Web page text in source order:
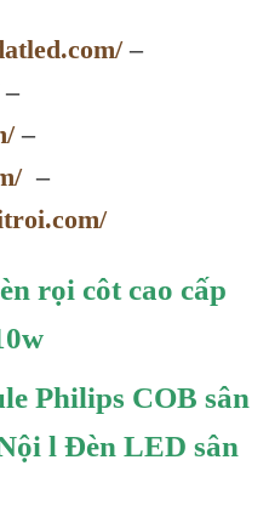
–
–
–
–
rọi côt cao cấp
Philips COB sân
l Đèn LED sân